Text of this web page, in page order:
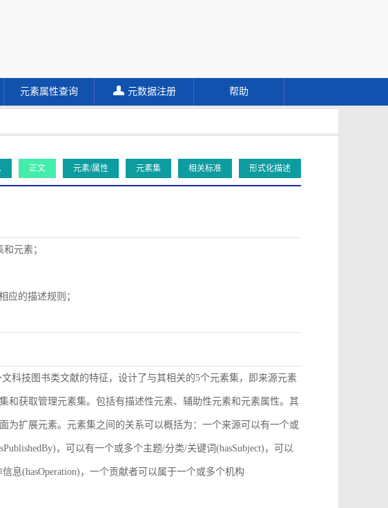
元素属性查询 元数据注册 帮助
正文 元素/属性 元素集 相关标准 形式化描述
元素；
应的描述规则；
科技图书类文献的特征，设计了与其相关的5个元素集，即来源元素
和获取管理元素集。包括有描述性元素、辅助性元素和元素属性。其
为扩展元素。元素集之间的关系可以概括为：一个来源可以有一个或
，可以有一个或多个主题/分类/关键词(hasSubject)，可以
息(hasOperation)，一个贡献者可以属于一个或多个机构